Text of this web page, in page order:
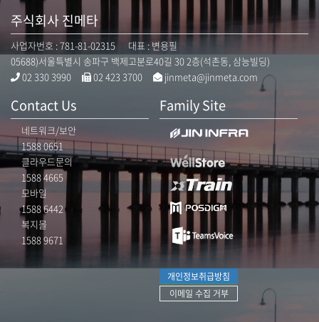
주식회사 진메타
사업자번호 : 781-81-02315 대표 : 변용필
05688)서울특별시 송파구 백제고분로40길 30 2층(석촌동, 삼능빌딩)
02 330 3990
02 423 3700 jinmeta@jinmeta.com
Contact Us
네트워크/보안
1588 0651
클라우드문의
1588 4665
모바일
1588 6442
복지몰
1588 9671
Family Site
개인정보취급방침
이메일 수집 거부